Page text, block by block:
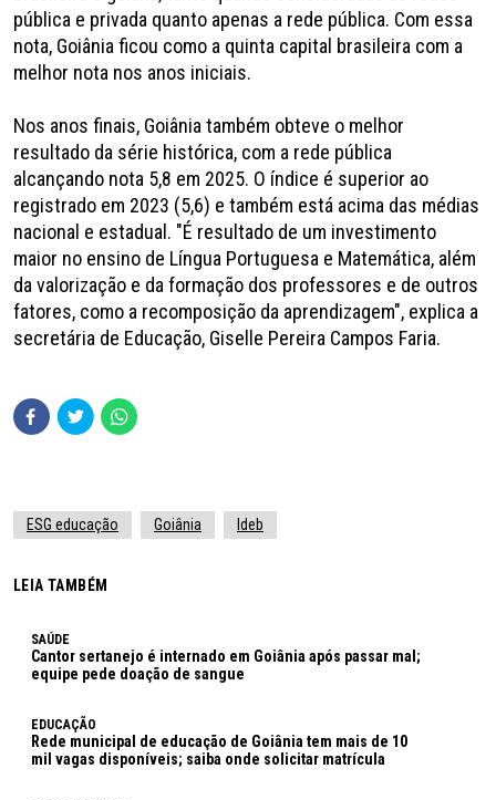
pública e privada quanto apenas a rede pública. Com essa
nota, Goiânia ficou como a quinta capital brasileira com a
melhor nota nos anos iniciais.
Nos anos finais, Goiânia também obteve o melhor
resultado da série histórica, com a rede pública
alcançando nota 5,8 em 2025. O índice é superior ao
registrado em 2023 (5,6) e também está acima das médias
nacional e estadual. "É resultado de um investimento
maior no ensino de Língua Portuguesa e Matemática, além
da valorização e da formação dos professores e de outros
fatores, como a recomposição da aprendizagem", explica a
secretária de Educação, Giselle Pereira Campos Faria.
ESG educação Goiânia Ideb
LEIA TAMBÉM
SAÚDE
Cantor sertanejo é internado em Goiânia após passar mal;
equipe pede doação de sangue
EDUCAÇÃO
Rede municipal de educação de Goiânia tem mais de 10
mil vagas disponíveis; saiba onde solicitar matrícula